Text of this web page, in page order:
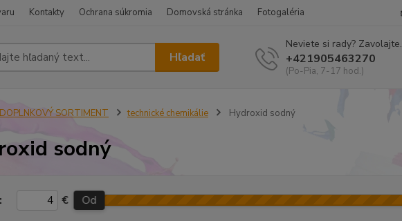
Kontakty Ochrana súkromia Domovská stránka Fotogaléria
Hľadať
Neviete si rady? Zavolajte.
+421905463270
(Po-Pia, 7-17 hod.)
DOPLNKOVÝ SORTIMENT technické chemikálie Hydroxid sodný
sodný
€ Od